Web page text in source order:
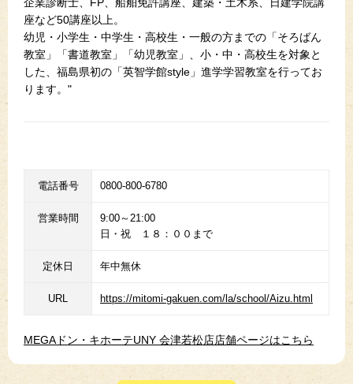
座など50講座以上。
幼児・小学生・中学生・高校生・一般の方までの「そろばん
教室」「書道教室」「幼児教室」、小・中・高校生を対象と
した、福島県初の「英智学館style」進学学習教室を行ってお
ります。"
電話番号 0800-800-6780
営業時間
9:00～21:00
日・祝 １８：００まで
定休日 年中無休
URL https://mitomi-gakuen.com/la/school/Aizu.html
MEGAドン・キホーテUNY 会津若松店店舗ページはこちら